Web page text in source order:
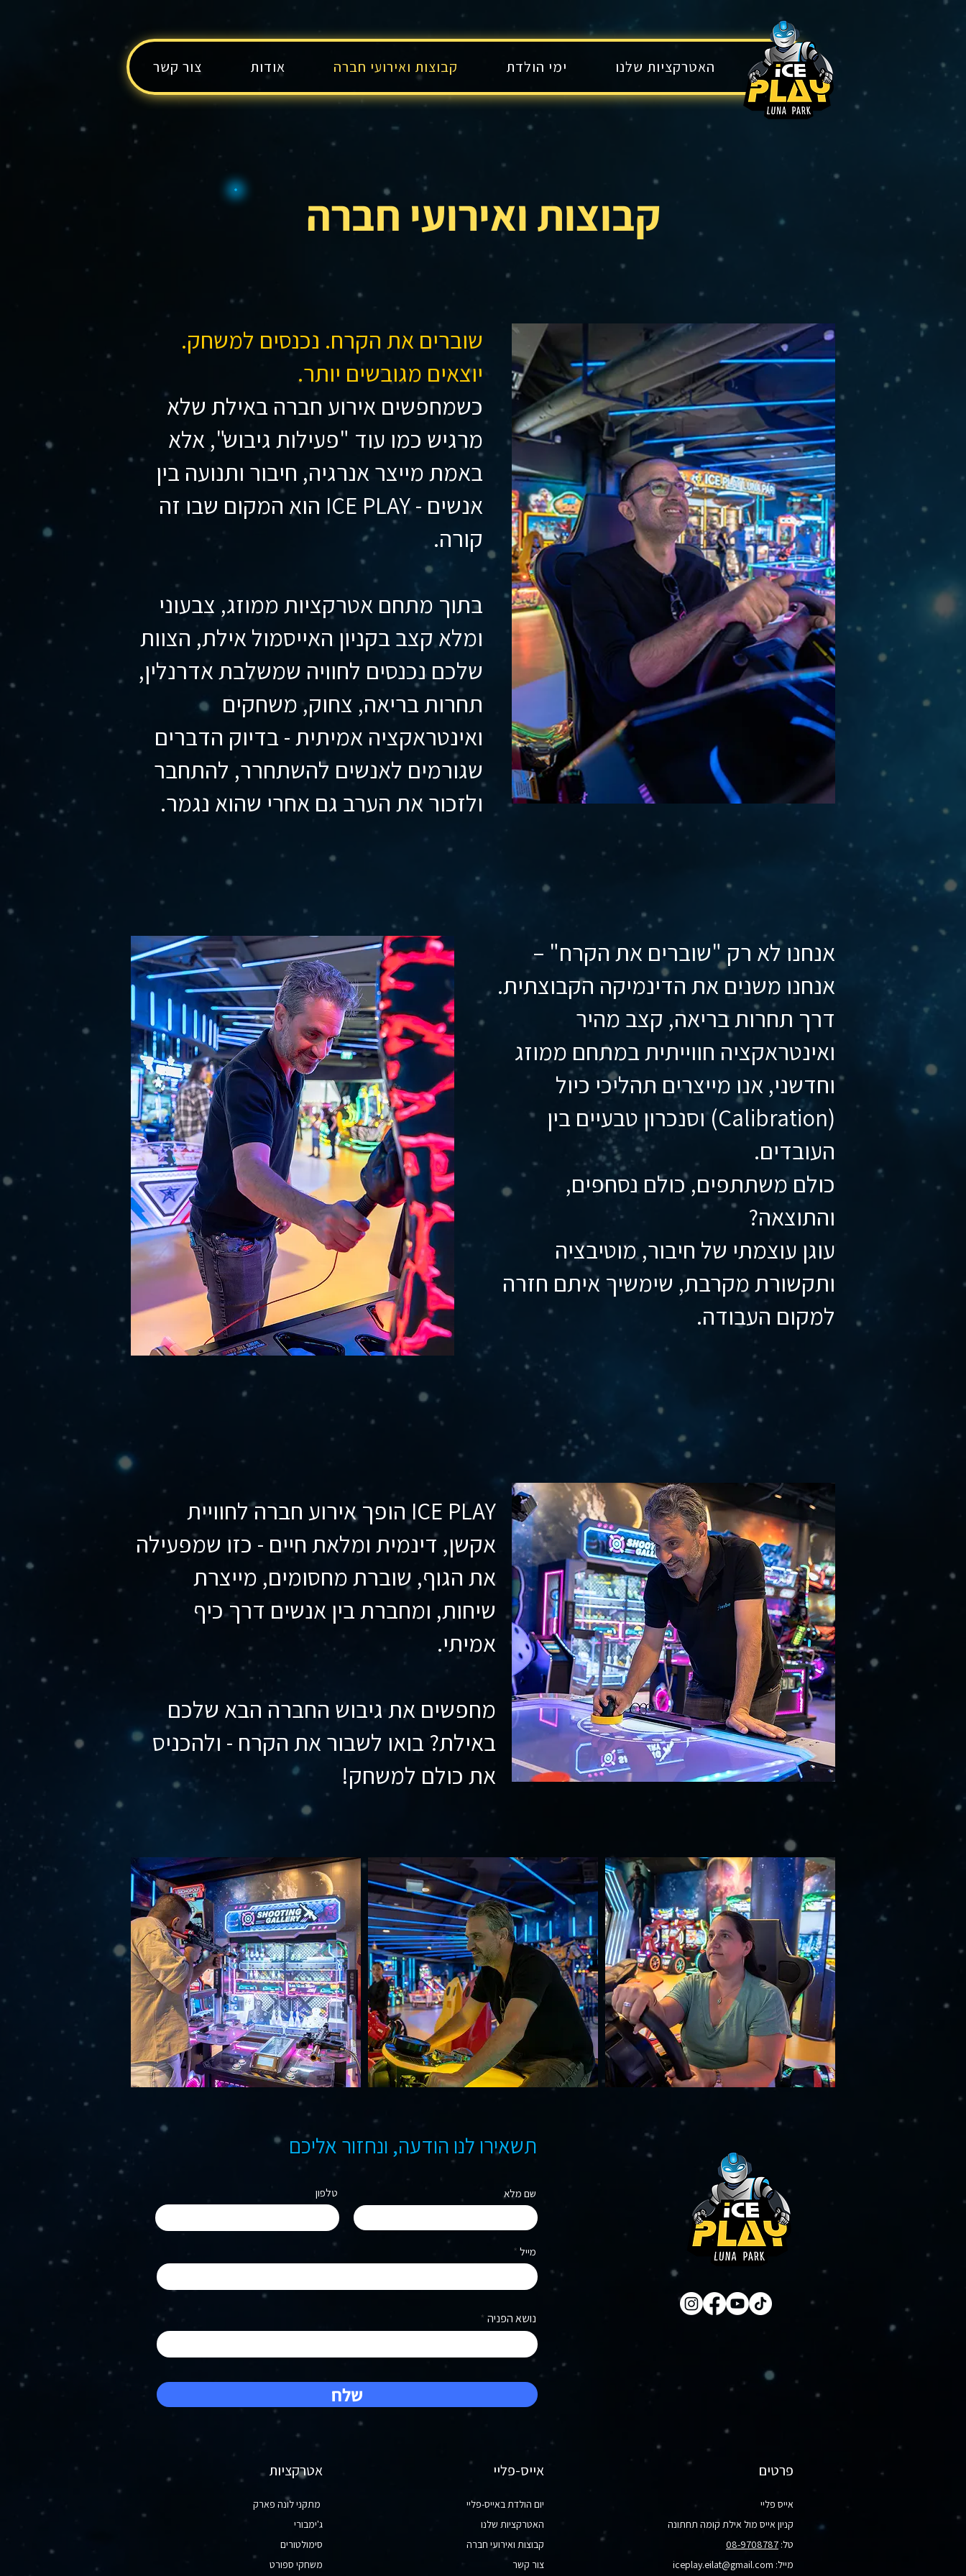
בית האטרקציות שלנו ימי הולדת קבוצות ואירועי חברה אודות צור קשר
קבוצות ואירועי חברה
שוברים את הקרח. נכנסים למשחק.
יוצאים מגובשים יותר.
כשמחפשים אירוע חברה באילת שלא
מרגיש כמו עוד "פעילות גיבוש", אלא
באמת מייצר אנרגיה, חיבור ותנועה בין
אנשים - ICE PLAY הוא המקום שבו זה
קורה.
בתוך מתחם אטרקציות ממוזג, צבעוני
ומלא קצב בקניון האייסמול אילת, הצוות
שלכם נכנסים לחוויה שמשלבת אדרנלין,
תחרות בריאה, צחוק, משחקים
ואינטראקציה אמיתית - בדיוק הדברים
שגורמים לאנשים להשתחרר, להתחבר
ולזכור את הערב גם אחרי שהוא נגמר.
אנחנו לא רק "שוברים את הקרח" –
אנחנו משנים את הדינמיקה הקבוצתית.
דרך תחרות בריאה, קצב מהיר
ואינטראקציה חווייתית במתחם ממוזג
וחדשני, אנו מייצרים תהליכי כיול
(Calibration) וסנכרון טבעיים בין
העובדים.
כולם משתתפים, כולם נסחפים,
והתוצאה?
עוגן עוצמתי של חיבור, מוטיבציה
ותקשורת מקרבת, שימשיך איתם חזרה
למקום העבודה.
ICE PLAY הופך אירוע חברה לחוויית
אקשן, דינמית ומלאת חיים - כזו שמפעילה
את הגוף, שוברת מחסומים, מייצרת
שיחות, ומחברת בין אנשים דרך כיף
אמיתי.
מחפשים את גיבוש החברה הבא שלכם
באילת? בואו לשבור את הקרח - ולהכניס
את כולם למשחק!
תשאירו לנו הודעה, ונחזור אליכם
טלפון שם מלא
מייל
נושא הפניה
שלח
אטרקציות
מתקני לונה פארק
ג'ימבורי
סימולטורים
משחקי ספורט
אייס-פליי
יום הולדת באייס-פליי
האטרקציות שלנו
קבוצות ואירועי חברה
צור קשר​
פרטים
אייס פליי
קניון אייס מול אילת קומה תחתונה
טל: 08-9708787
מייל: iceplay.eilat@gmail.com